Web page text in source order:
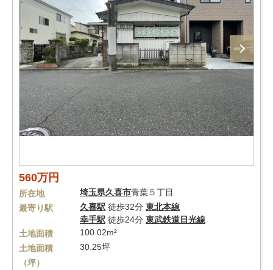
560万円
所在地 埼玉県久喜市青葉５丁目
最寄り駅
久喜駅 徒歩32分 東北本線
幸手駅 徒歩24分 東武鉄道日光線
土地面積
100.02m²
土地面積
（坪）
30.25坪